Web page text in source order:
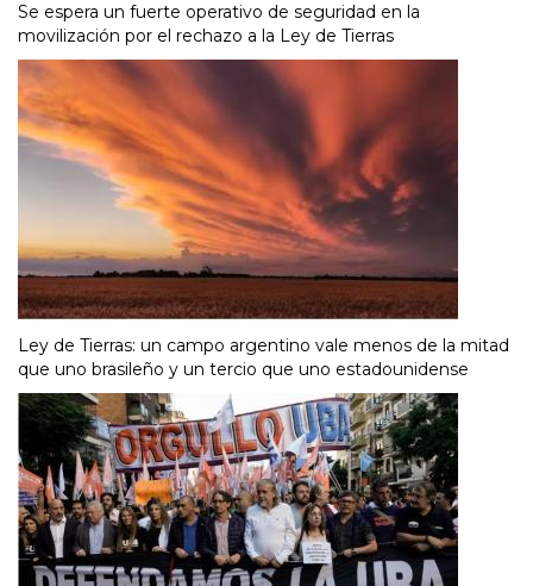
Se espera un fuerte operativo de seguridad en la
movilización por el rechazo a la Ley de Tierras
Ley de Tierras: un campo argentino vale menos de la mitad
que uno brasileño y un tercio que uno estadounidense